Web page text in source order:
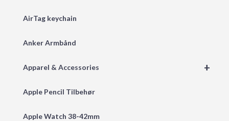
AirTag keychain
Anker Armbånd
+
Apparel & Accessories
Apple Pencil Tilbehør
Apple Watch 38-42mm